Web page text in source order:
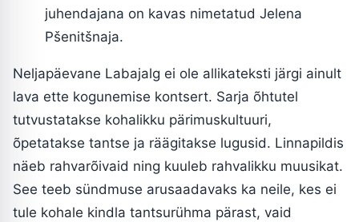
juhendajana on kavas nimetatud Jelena
Pšenitšnaja.
Neljapäevane Labajalg ei ole allikateksti järgi ainult
lava ette kogunemise kontsert. Sarja õhtutel
tutvustatakse kohalikku pärimuskultuuri,
õpetatakse tantse ja räägitakse lugusid. Linnapildis
näeb rahvarõivaid ning kuuleb rahvalikku muusikat.
See teeb sündmuse arusaadavaks ka neile, kes ei
tule kohale kindla tantsurühma pärast, vaid